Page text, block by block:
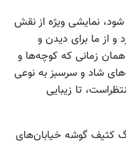
نمایشی ویژه از نقش
از ما برای دیدن و
زمانی که کوچه‌ها و
شاد و سرسبز به نوعی
تا زیبایی
کثیف گوشه خیابان‌های